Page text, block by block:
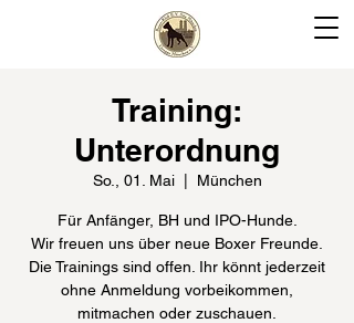
Training:
Unterordnung
So., 01. Mai
  |
München
Für Anfänger, BH und IPO-Hunde.
Wir freuen uns über neue Boxer Freunde.
Die Trainings sind offen. Ihr könnt jederzeit
ohne Anmeldung vorbeikommen,
mitmachen oder zuschauen.